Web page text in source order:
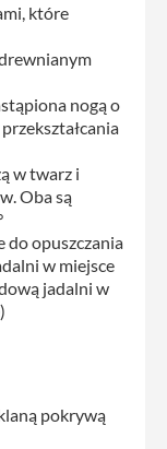
które
nogą o
w twarz i
Oba są
do opuszczania
w miejsce
jadalni w
pokrywą